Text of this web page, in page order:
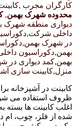
کارگران مجرب
محدوده شهرک بهمن,
دیواری منطقه شهرک
داخلی
در شهرک
بهمن,دکوراسیون
بهمن,کمد دیواری در
منزل,کابینت سازی
کابینت در آشپزخانه
ظروف استفاده می
اغلب کابینت ها بسته
شده از فلز، چوب،